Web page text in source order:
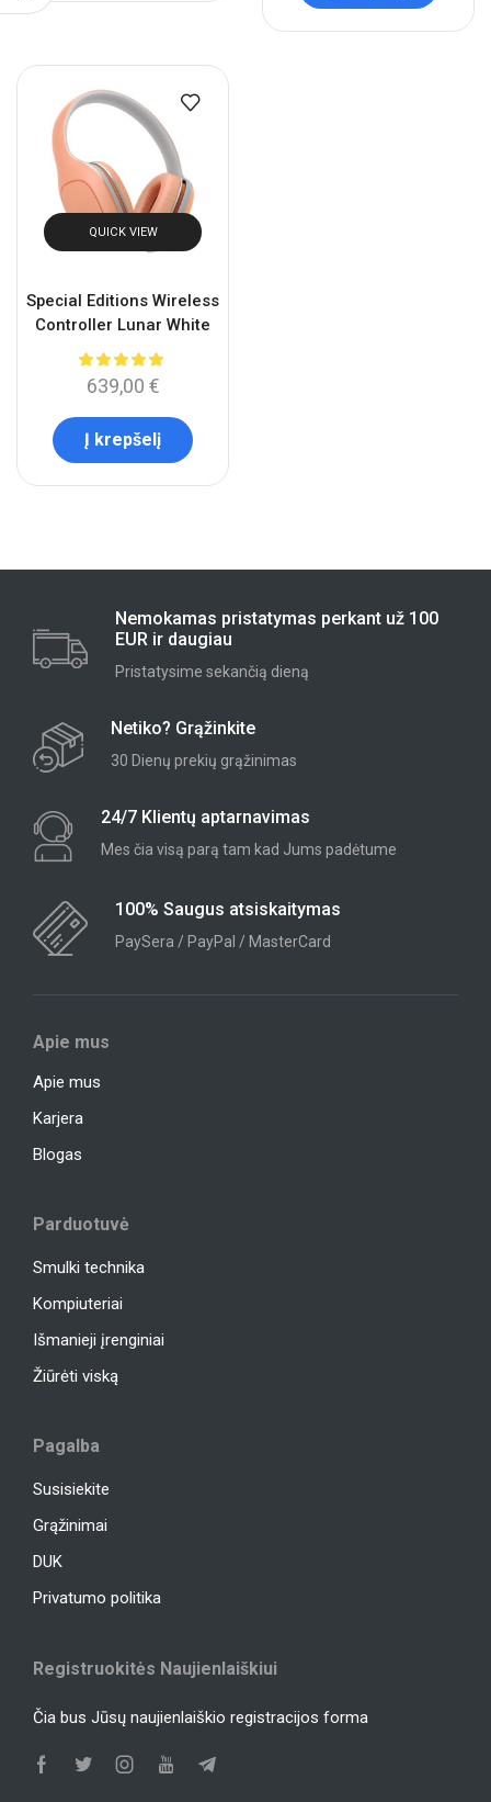
QUICK VIEW
Special Editions Wireless
Controller Lunar White
639,00 €
Į krepšelį
Nemokamas pristatymas perkant už 100
EUR ir daugiau
Pristatysime sekančią dieną
Netiko? Grąžinkite
30 Dienų prekių grąžinimas
24/7 Klientų aptarnavimas
Mes čia visą parą tam kad Jums padėtume
100% Saugus atsiskaitymas
PaySera / PayPal / MasterCard
Apie mus
Apie mus
Karjera
Blogas
Parduotuvė
Smulki technika
Kompiuteriai
Išmanieji įrenginiai
Žiūrėti viską
Pagalba
Susisiekite
Grąžinimai
DUK
Privatumo politika
Registruokitės Naujienlaiškiui
Čia bus Jūsų naujienlaiškio registracijos forma